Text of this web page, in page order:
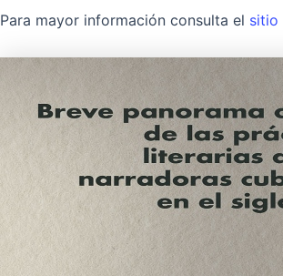
Para mayor información consulta el sitio